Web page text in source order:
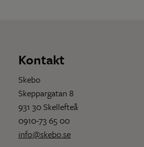
Kontakt
Skebo
Skeppargatan 8
931 30 Skellefteå
0910-73 65 00
info@skebo.se